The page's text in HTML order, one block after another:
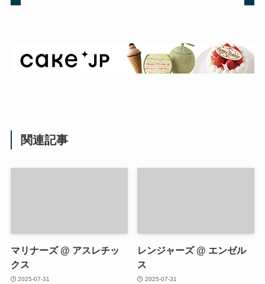
関連記事
マリナーズ @ アスレチッ
クス
2025-07-31
レンジャーズ @ エンゼル
ス
2025-07-31